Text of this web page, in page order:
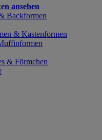
ansehen
Backformen
& Kastenformen
& Förmchen